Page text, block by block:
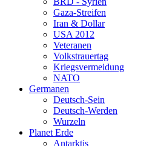
Gaza-Streifen
Iran & Dollar
USA 2012
Veteranen
Volkstrauertag
Kriegsvermeidung
NATO
Germanen
Deutsch-Sein
Deutsch-Werden
Wurzeln
Planet Erde
Antarktis